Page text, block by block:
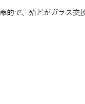
的で、殆どがガラス交